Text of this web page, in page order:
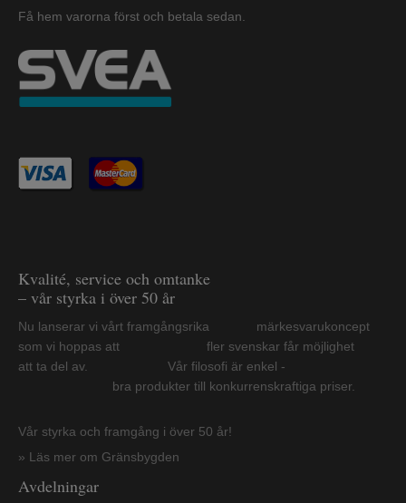
Få hem varorna först och betala sedan.
Kvalité, service och omtanke
– vår styrka i över 50 år
Nu lanserar vi vårt framgångsrika märkesvarukoncept
som vi hoppas att fler svenskar får möjlighet
att ta del av. Vår filosofi är enkel -
bra produkter till konkurrenskraftiga priser.
Vår styrka och framgång i över 50 år!
» Läs mer om Gränsbygden
Avdelningar